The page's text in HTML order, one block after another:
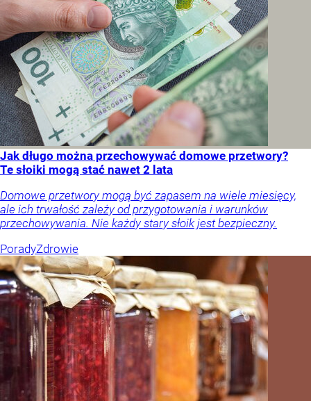
Jak długo można przechowywać domowe przetwory?
Te słoiki mogą stać nawet 2 lata
Domowe przetwory mogą być zapasem na wiele miesięcy,
ale ich trwałość zależy od przygotowania i warunków
przechowywania. Nie każdy stary słoik jest bezpieczny.
PoradyZdrowie